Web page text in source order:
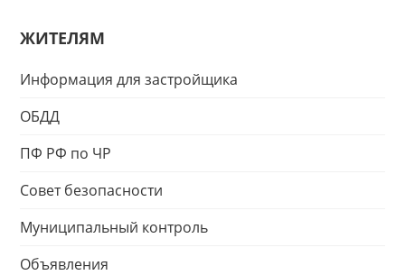
ЖИТЕЛЯМ
Информация для застройщика
ОБДД
ПФ РФ по ЧР
Совет безопасности
Муниципальный контроль
Объявления